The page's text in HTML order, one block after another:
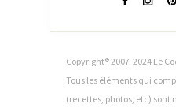
Copyright® 2007-2024 Le
Tous les éléments qui
(recettes, photos, etc) sont